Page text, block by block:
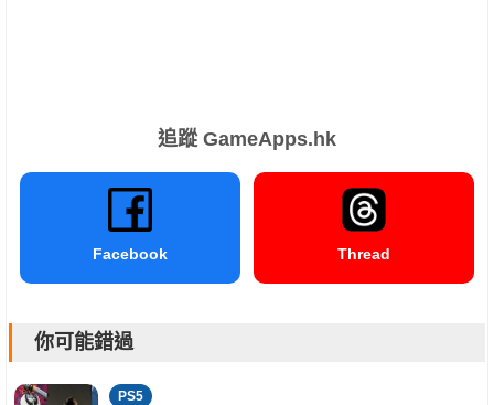
追蹤 GameApps.hk
Facebook Thread
你可能錯過
PS5